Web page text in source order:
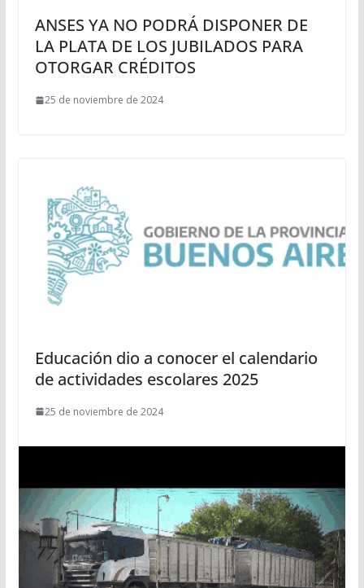
ANSES YA NO PODRÁ DISPONER DE
LA PLATA DE LOS JUBILADOS PARA
OTORGAR CRÉDITOS
25 de noviembre de 2024
Educación dio a conocer el calendario
de actividades escolares 2025
25 de noviembre de 2024